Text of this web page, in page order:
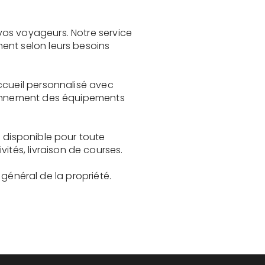
voyageurs. Notre service
selon leurs besoins
personnalisé avec
des équipements
disponible pour toute
livraison de courses.
de la propriété.